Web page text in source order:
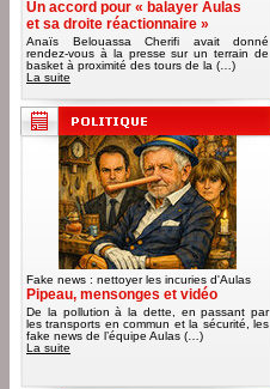
Un accord pour « balayer Aulas
et sa droite réactionnaire »
Anaïs Belouassa Cherifi avait donné
rendez-vous à la presse sur un terrain de
basket à proximité des tours de la (…)
La suite
Fake news : nettoyer les incuries d'Aulas
Pipeau, mensonges et vidéo
De la pollution à la dette, en passant par
les transports en commun et la sécurité, les
fake news de l’équipe Aulas (…)
La suite